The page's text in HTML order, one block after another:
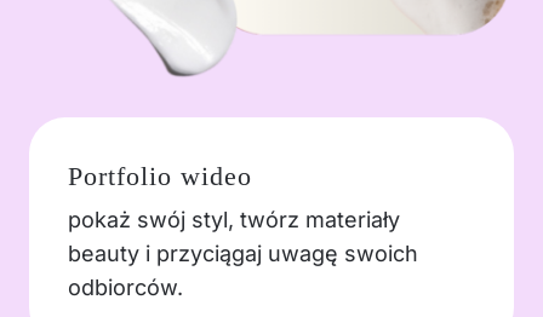
Portfolio wideo
pokaż swój styl, twórz materiały
beauty i przyciągaj uwagę swoich
odbiorców.